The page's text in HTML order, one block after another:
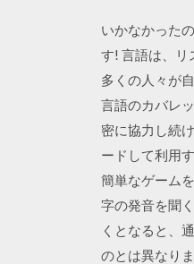
いかなかった
す! 言語は、リ
多くの人々が
言語のカバレ
密に協力し続
ードして利用
簡単なゲーム
字の発音を聞
くとなると、
のとは異なり